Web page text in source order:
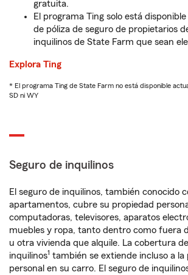
gratuita.
El programa Ting solo está
de póliza de seguro de propietarios
inquilinos de State Farm que sean
Explora Ting
* El programa Ting de State Farm no está disponible
SD ni WY
Seguro de inquilinos
El seguro de inquilinos, también conocido
apartamentos, cubre su propiedad
computadoras, televisores, aparatos
muebles y ropa, tanto dentro como fuera
u otra vivienda que alquile. La cobertura
inquilinos1 también se extiende incluso a la
personal en su carro. El seguro de